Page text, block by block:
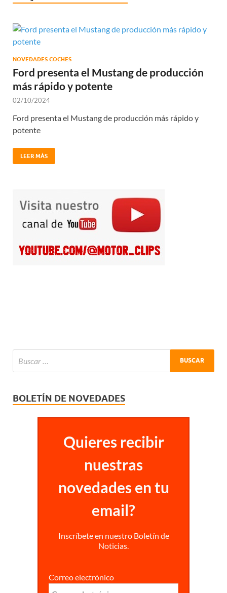
NOVEDADES COCHES
Ford presenta el Mustang de producción
más rápido y potente
02/10/2024
Ford presenta el Mustang de producción más rápido y
potente
LEER MÁS
BOLETÍN DE NOVEDADES
Quieres recibir
nuestras
novedades en tu
email?
Inscríbete en nuestro Boletín de
Noticias.
Correo electrónico